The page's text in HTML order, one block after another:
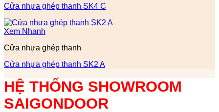
Cửa nhựa ghép thanh SK4 C
Xem Nhanh
Cửa nhựa ghép thanh
Cửa nhựa ghép thanh SK2 A
HỆ THỐNG SHOWROOM
SAIGONDOOR